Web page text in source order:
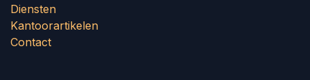
Diensten
Kantoorartikelen
Contact